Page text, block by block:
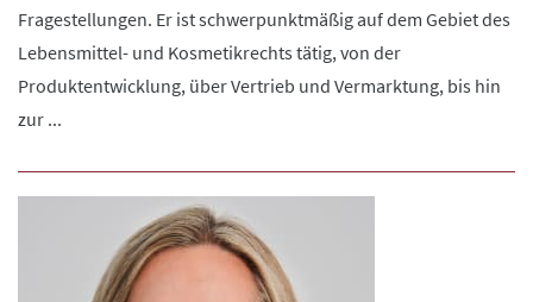
Fragestellungen. Er ist schwerpunktmäßig auf dem Gebiet des
Lebensmittel- und Kosmetikrechts tätig, von der
Produktentwicklung, über Vertrieb und Vermarktung, bis hin
zur ...